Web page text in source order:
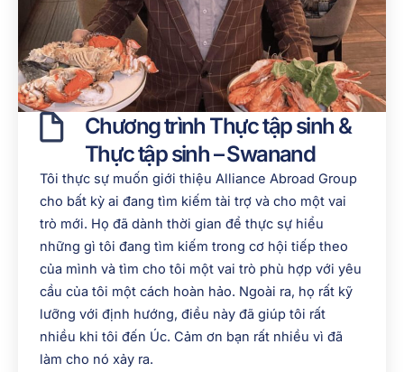
Chương trình Thực tập sinh &
Thực tập sinh – Swanand
Tôi thực sự muốn giới thiệu Alliance Abroad Group
cho bất kỳ ai đang tìm kiếm tài trợ và cho một vai
trò mới. Họ đã dành thời gian để thực sự hiểu
những gì tôi đang tìm kiếm trong cơ hội tiếp theo
của mình và tìm cho tôi một vai trò phù hợp với yêu
cầu của tôi một cách hoàn hảo. Ngoài ra, họ rất kỹ
lưỡng với định hướng, điều này đã giúp tôi rất
nhiều khi tôi đến Úc. Cảm ơn bạn rất nhiều vì đã
làm cho nó xảy ra.